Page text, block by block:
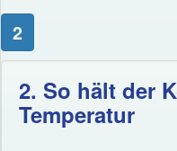
2
2. So hält der
Temperatur